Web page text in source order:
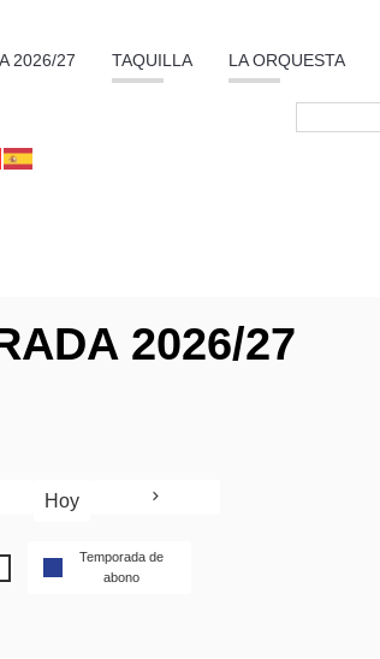
2026/27 TAQUILLA LA ORQUESTA
2026/27
Hoy
Temporada de
abono